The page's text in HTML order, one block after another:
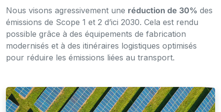
Nous visons agressivement une réduction de 30% des
émissions de Scope 1 et 2 d’ici 2030. Cela est rendu
possible grâce à des équipements de fabrication
modernisés et à des itinéraires logistiques optimisés
pour réduire les émissions liées au transport.